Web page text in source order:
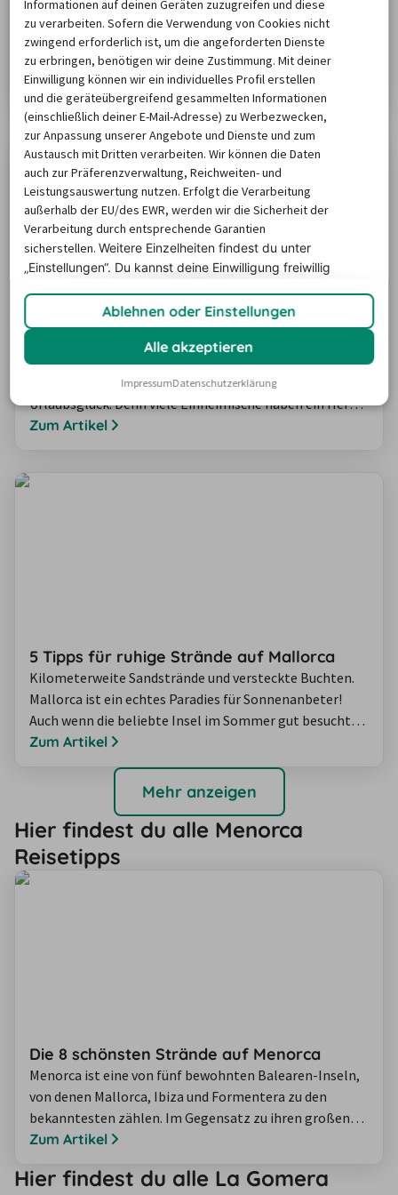
Wir übertreiben nicht, wenn wir behaupten, dass
Mallorca immer eine Reise wert ist. Nicht nur im
Sommer oder in der beliebten Nebensaison. Nein, auch
im Winter ist Mallorca eines unserer liebsten Reiseziele.
Besonders, weil die Insel gerade dann perfekt für eine
Rundreise mit dem Mietwagen ist. Wir zeigen dir auf
unserem winterlichen Roadtrip durch Mallorca die
coolsten Highlights in der kühlen…
Zum Artikel
8 Tipps für einen Urlaub mit Hund auf
Nicht nur bei Zweibeinern ist die größte Baleareninsel
sehr beliebt, auch Vierbeiner finden auf Mallorca ihr
Urlaubsglück. Denn viele Einheimische haben ein Herz
für Tiere – was sich beispielsweise daran zeigt, dass in
Zum Artikel
5 Tipps für ruhige Strände auf Mallorca
Kilometerweite Sandstrände und versteckte Buchten.
Mallorca ist ein echtes Paradies für Sonnenanbeter!
Auch wenn die beliebte Insel im Sommer gut besucht
ist, gibt es sie glücklicherweise immer noch: traumhafte
Orte am Wasser abseits der großen Hotspots. Wer
bereit ist, den ausgetretenen Pfaden ein Stück zu
entkommen, wird mit idyllischen Plätzen belohnt, die
man streckenweise sogar fast für sich…
Zum Artikel
Mehr anzeigen
Hier findest du alle Menorca
Reisetipps
Die 8 schönsten Strände auf Menorca
Menorca ist eine von fünf bewohnten Balearen-Inseln,
von denen Mallorca, Ibiza und Formentera zu den
bekanntesten zählen. Im Gegensatz zu ihren großen
Geschwistern bleibt die Insel bisher von großen
noch in aller Ruhe an der rund 216 Kilometer langen
Zum Artikel
Hier findest du alle La Gomera
Informationen auf deinen Geräten zuzugreifen und diese
zu verarbeiten. Sofern die Verwendung von Cookies nicht
zwingend erforderlich ist, um die angeforderten Dienste
zu erbringen, benötigen wir deine Zustimmung. Mit deiner
Einwilligung können wir ein individuelles Profil erstellen
und die geräteübergreifend gesammelten Informationen
(einschließlich deiner E-Mail-Adresse) zu Werbezwecken,
zur Anpassung unserer Angebote und Dienste und zum
Austausch mit Dritten verarbeiten. Wir können die Daten
auch zur Präferenzverwaltung, Reichweiten- und
Leistungsauswertung nutzen. Erfolgt die Verarbeitung
außerhalb der EU/des EWR, werden wir die Sicherheit der
Verarbeitung durch entsprechende Garantien
sicherstellen.Weitere Einzelheiten findest du unter
„Einstellungen“. Du kannst deine Einwilligung freiwillig
Ablehnen oder Einstellungen
Alle akzeptieren
ImpressumDatenschutzerklärung